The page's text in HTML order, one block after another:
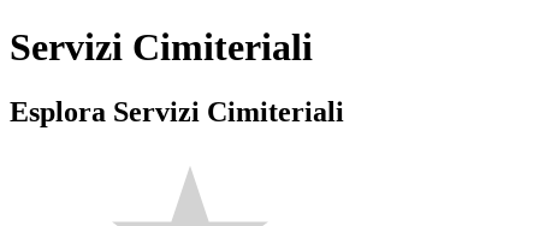
Servizi Cimiteriali
Esplora Servizi Cimiteriali